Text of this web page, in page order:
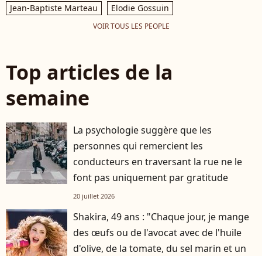
Jean-Baptiste Marteau Elodie Gossuin
VOIR TOUS LES PEOPLE
Top articles de la
semaine
La psychologie suggère que les
personnes qui remercient les
conducteurs en traversant la rue ne le
font pas uniquement par gratitude
20 juillet 2026
Shakira, 49 ans : "Chaque jour, je mange
des œufs ou de l'avocat avec de l'huile
d'olive, de la tomate, du sel marin et un